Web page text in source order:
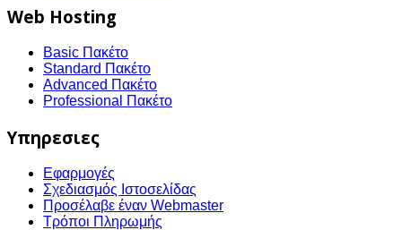
Web Hosting
Basic Πακέτο
Standard Πακέτο
Advanced Πακέτο
Professional Πακέτο
Υπηρεσιες
Εφαρμογές
Σχεδιασμός Ιστοσελίδας
Προσέλαβε έναν Webmaster
Τρόποι Πληρωμής